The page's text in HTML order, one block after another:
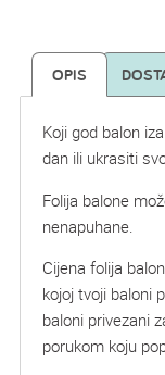
OPIS
Koji god balon
dan ili ukrasiti
Folija balone
nenapuhane.
Cijena folija
kojoj tvoji baloni
baloni privezani
porukom koju